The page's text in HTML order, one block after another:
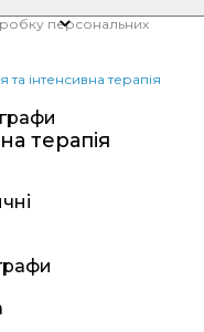
персональних
та інтенсивна терапія
терапія